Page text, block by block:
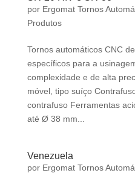
por Ergomat Tornos
Produtos
Tornos automáticos CNC
específicos para a
complexidade e de alta
móvel, tipo suíço
contrafuso Ferramentas
até Ø 38 mm...
Venezuela
por Ergomat Tornos